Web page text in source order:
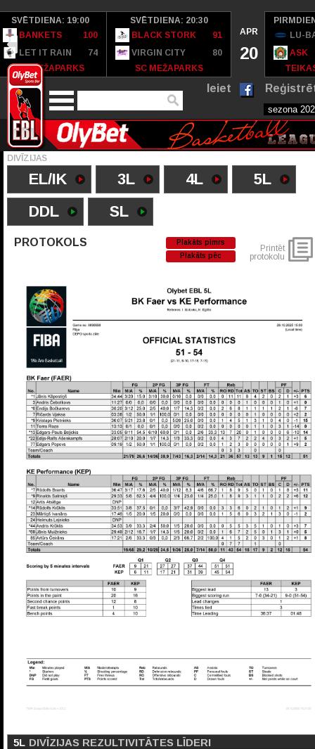
SVĒTDIENA: 19:00
BANKETS
100
LET IT RAIN
74
SC MEŽAPARKS
SVĒTDIENA: 20:30
BLACK STORK
91
VIRGIN CITY
80
SC MEŽAPARKS
APR
20
LU-
ASK
Ieiet
DIVĪZIJAS
EL/IK 3L 4L
5L
DDL
SL
PROTOKOLS
Plakāts pimrs
Plakāts pēc
Printēt
protokolu
5L DIVĪZIJAS REZULTIVITĀTES LĪDERI